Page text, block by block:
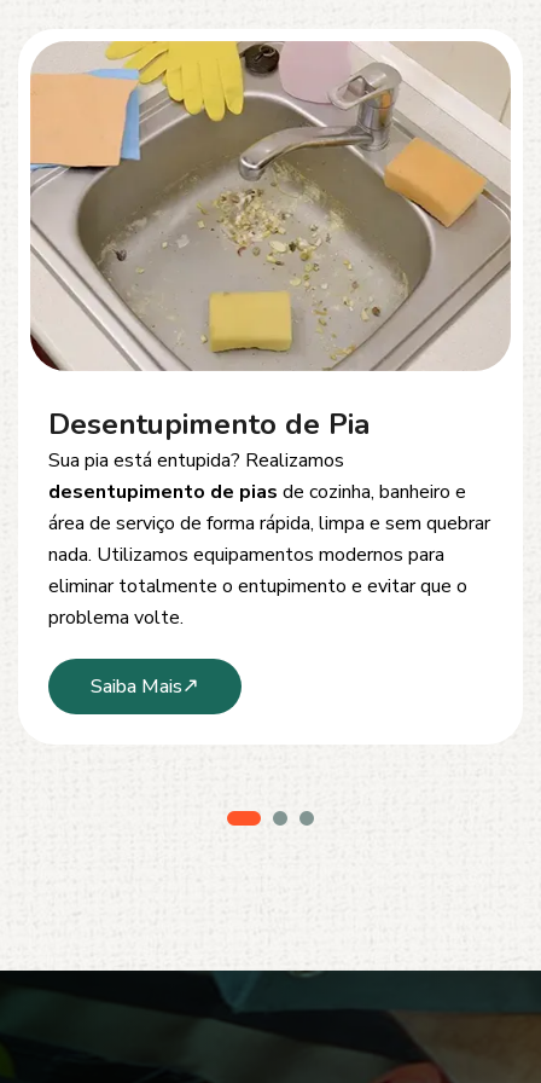
Desentupimento de Esgoto
Problemas comentupimento de esgoto
Oferecemos soluções rápidas e eficientes para
desobstrução de redes de esgoto, caixas de
inspeção e tubulações. Utilizamos equipamentos
modernos e técnicas seguras que garantem um
serviço limpo, ágil e sem danos à estrutura.
Saiba Mais